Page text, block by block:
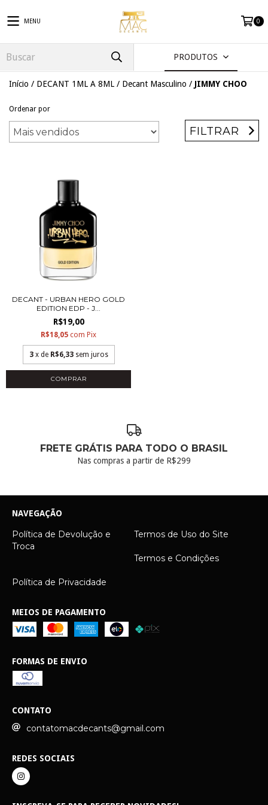
MENU 0
PRODUTOS
Início / DECANT 1ML A 8ML / Decant Masculino / JIMMY CHOO
Ordenar por
FILTRAR
DECANT - URBAN HERO GOLD
EDITION EDP - J...
R$19,00
R$18,05 com Pix
3 x de R$6,33 sem juros
COMPRAR
FRETE GRÁTIS PARA TODO O BRASIL
Nas compras a partir de R$299
NAVEGAÇÃO
Política de Devolução e
Troca
Termos de Uso do Site
Termos e Condições
Política de Privacidade
MEIOS DE PAGAMENTO
FORMAS DE ENVIO
CONTATO
contatomacdecants@gmail.com
REDES SOCIAIS